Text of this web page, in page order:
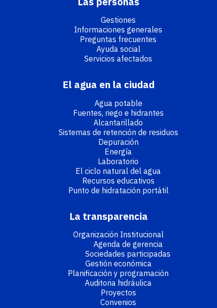
Gestiones
Informaciones generales
Preguntas frecuentes
Ayuda social
Servicios afectados
El agua en la ciudad
Agua potable
Fuentes, riego e hidrantes
Alcantarillado
Sistemas de retención de residuos
Depuración
Energía
Laboratorio
El ciclo natural del agua
Recursos educativos
Punto de hidratación portátil
La transparencia
Organización Institucional
Agenda de gerencia
Sociedades participadas
Gestión económica
Planificación y programación
Auditoria hidráulica
Proyectos
Convenios